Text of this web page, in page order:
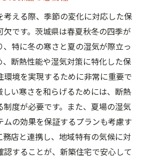
考える際、季節の変化に対応した保
欠です。茨城県は春夏秋冬の四季が
、特に冬の寒さと夏の湿気が際立っ
、断熱性能や湿気対策に特化した保
環境を実現するために非常に重要で
しい寒さを和らげるためには、断熱
度が必要です。また、夏場の湿気
ムの効果を保証するプランも考慮す
務店と連携し、地域特有の気候に対
することが、新築住宅で安心して